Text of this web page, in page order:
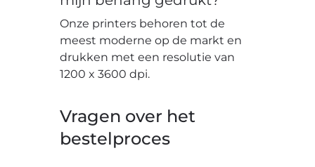
Onze printers behoren tot de
meest moderne op de markt en
drukken met een resolutie van
1200 x 3600 dpi.
Vragen over het
bestelproces